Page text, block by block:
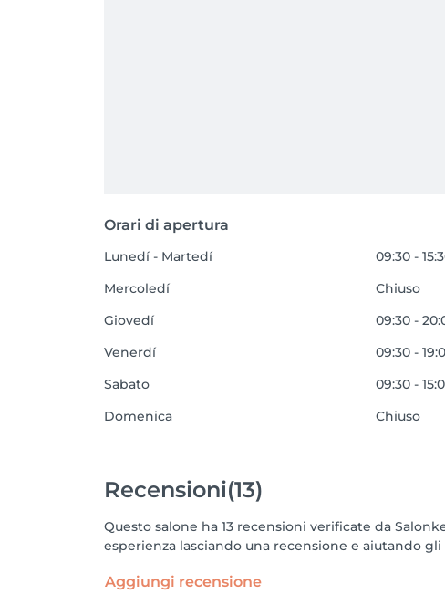
Orari di apertura
Lunedí - Martedí
09:30 -
Mercoledí
Chiuso
Giovedí
09:30 -
Venerdí
09:30 -
Sabato
09:30 -
Domenica
Chiuso
Recensioni(13)
Questo salone ha 13 recensioni verificate da
esperienza lasciando una recensione e aiutando
Aggiungi recensione